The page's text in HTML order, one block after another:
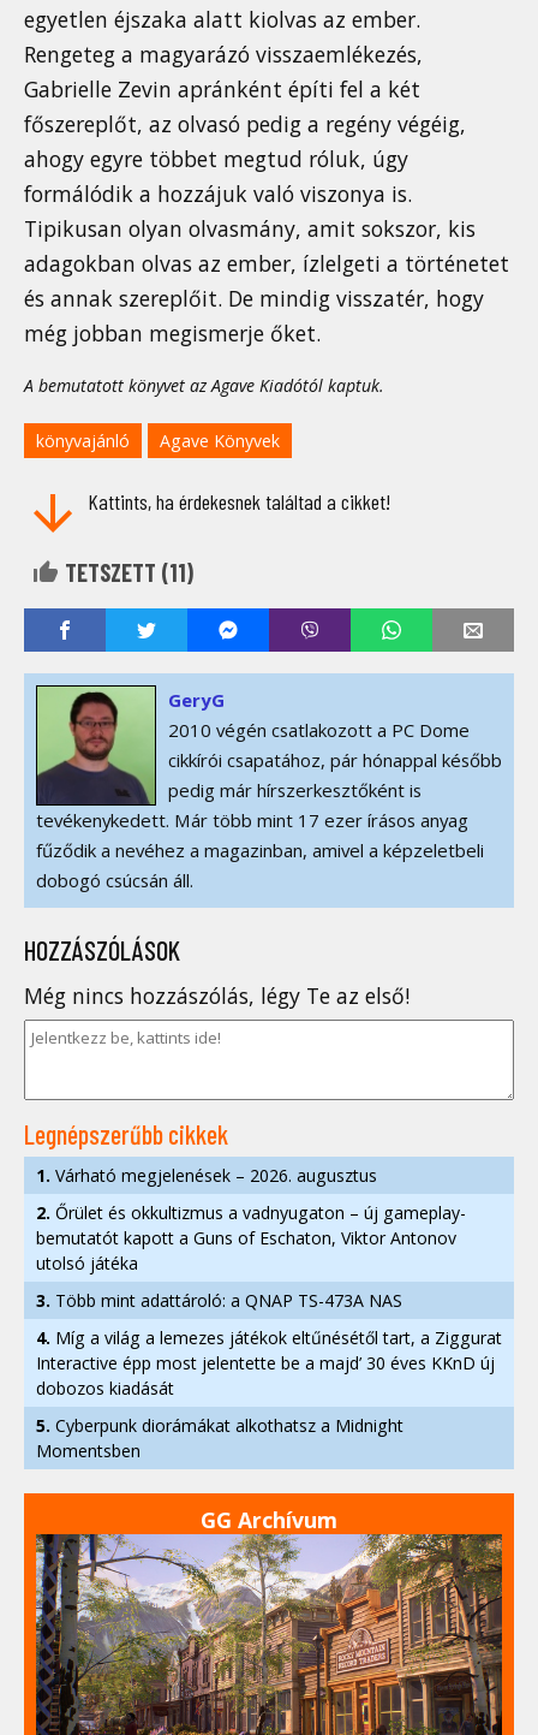
egyetlen éjszaka alatt kiolvas az ember.
Rengeteg a magyarázó visszaemlékezés,
Gabrielle Zevin apránként építi fel a két
főszereplőt, az olvasó pedig a regény végéig,
ahogy egyre többet megtud róluk, úgy
formálódik a hozzájuk való viszonya is.
Tipikusan olyan olvasmány, amit sokszor, kis
adagokban olvas az ember, ízlelgeti a történetet
és annak szereplőit. De mindig visszatér, hogy
még jobban megismerje őket.
A bemutatott könyvet az Agave Kiadótól kaptuk.
könyvajánló Agave Könyvek
Kattints, ha érdekesnek találtad a cikket!
TETSZETT (11)
GeryG
2010 végén csatlakozott a PC Dome
cikkírói csapatához, pár hónappal később
pedig már hírszerkesztőként is
tevékenykedett. Már több mint 17 ezer írásos anyag
fűződik a nevéhez a magazinban, amivel a képzeletbeli
dobogó csúcsán áll.
HOZZÁSZÓLÁSOK
Még nincs hozzászólás, légy Te az első!
Legnépszerűbb cikkek
1. Várható megjelenések – 2026. augusztus
2. Őrület és okkultizmus a vadnyugaton – új gameplay-
bemutatót kapott a Guns of Eschaton, Viktor Antonov
utolsó játéka
3. Több mint adattároló: a QNAP TS-473A NAS
4. Míg a világ a lemezes játékok eltűnésétől tart, a Ziggurat
Interactive épp most jelentette be a majd’ 30 éves KKnD új
dobozos kiadását
5. Cyberpunk diorámákat alkothatsz a Midnight
Momentsben
GG Archívum